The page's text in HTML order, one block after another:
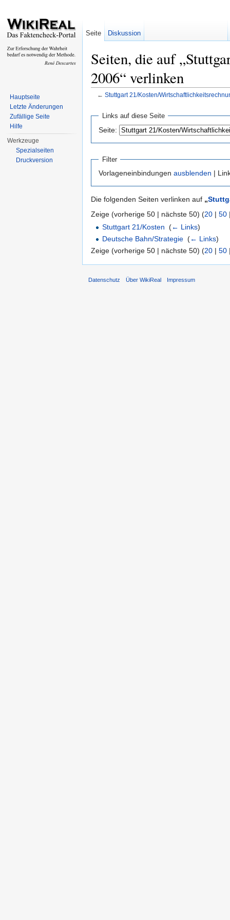
Seiten, die auf
2006“ verlinken
← Stuttgart 21/Kosten/
Links auf diese Seite
Seite:
Filter
Vorlageneinbindungen ausblenden |
Die folgenden Seiten verlinken auf „
Zeige (vorherige 50 | nächste 50) (20 | 50
Stuttgart 21/Kosten
(← Links)
Deutsche Bahn/Strategie (← Links)
Zeige (vorherige 50 | nächste 50) (20 | 50
Seite Diskussion
Hauptseite
Letzte Änderungen
Zufällige Seite
Hilfe
Werkzeuge
Spezialseiten
Druckversion
Datenschutz Über WikiReal Impressum